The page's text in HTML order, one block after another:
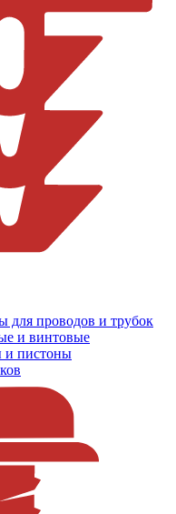
для проводов и трубок
и винтовые
и пистоны